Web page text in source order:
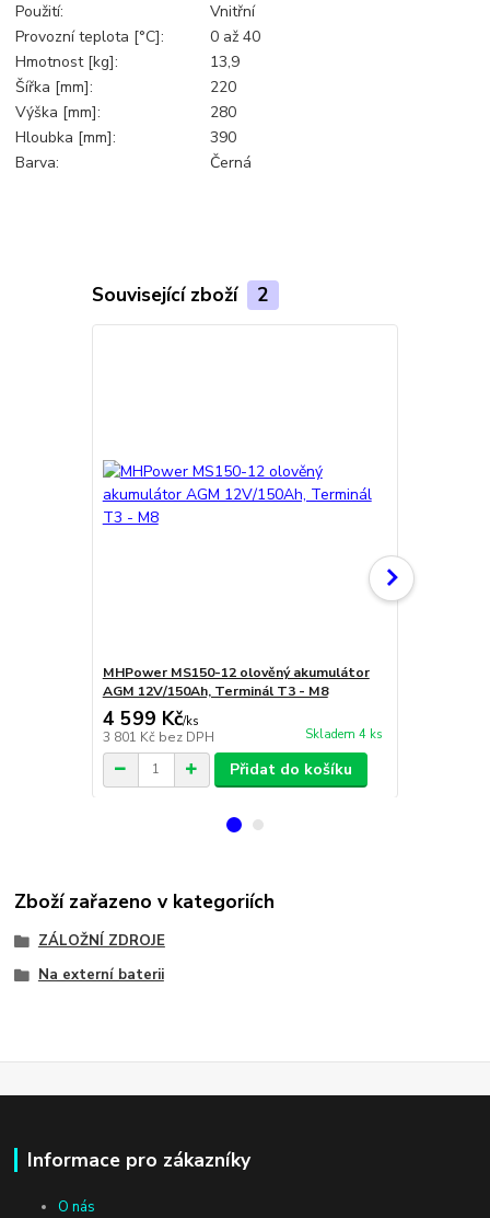
Použití:
Vnitřní
Provozní teplota [°C]:
0 až 40
Hmotnost [kg]:
13,9
Šířka [mm]:
220
Výška [mm]:
280
Hloubka [mm]:
390
Barva:
Černá
Související zboží 2
MHPower MS150-12 olověný akumulátor
AGM 12V/150Ah, Terminál T3 - M8
4 599 Kč/ks
3 801 Kč bez DPH Skladem 4 ks
Přidat do košíku
Zboží zařazeno v kategoriích
ZÁLOŽNÍ ZDROJE
Na externí baterii
Informace pro zákazníky
O nás